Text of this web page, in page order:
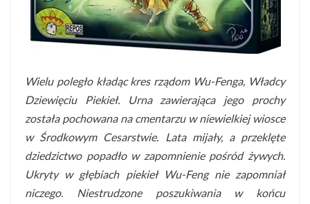
Wielu poległo kładąc kres rządom Wu-Fenga, Władcy
Dziewięciu Piekieł. Urna zawierająca jego prochy
została pochowana na cmentarzu w niewielkiej wiosce
w Środkowym Cesarstwie. Lata mijały, a przeklęte
dziedzictwo popadło w zapomnienie pośród żywych.
Ukryty w głębiach piekieł Wu-Feng nie zapomniał
niczego. Niestrudzone poszukiwania w końcu